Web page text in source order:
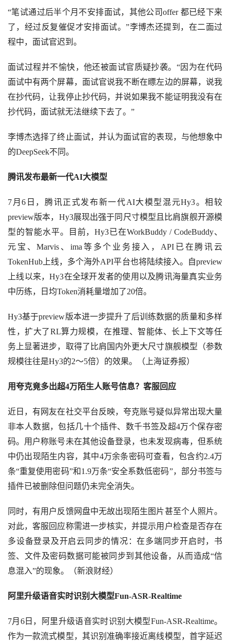
“笔试通过后半个月不安排面试，其他公司offer 都已经下来
了，经过反复催促才安排面试。”李博杰还提到，在二面过
程中，面试官迟到。
面试过程并不愉快，他还被面试官质疑抄袭。 “因为在代码
面试中有两个屏幕，面试官说我不断在瞟左边的屏幕，说我
在抄代码，让我停止抄代码，并说如果我不能证明我没有在
抄代码，面试就无法继续下去了。”
李博杰选择了终止面试，并认为面试官的表现，与他想象中
的DeepSeek不同。
腾讯发布最新一代AI大模型
7月6日，腾讯正式发布新一代AI大模型混元Hy3。相较
preview版本，Hy3展现出强于同尺寸模型且比肩旗舰开源模
型的智能水平。目前，Hy3已在WorkBuddy / CodeBuddy、
元宝、Marvis、ima等多个业务接入，API已在腾讯云
TokenHub上线，多个海外API平台也将陆续接入。自preview
上线以来，Hy3在全球开发者的使用以及腾讯海量真实业务
中历练，日均Token消耗量增加了20倍。
Hy3基于preview版本进一步提升了后训练数据的质量和多样
性，扩大了RL算力规模，在推理、智能体、长上下文等任
务上显著进步，取得了比肩国内外更大尺寸旗舰模型（参数
规模往往是Hy3的2～5倍）的效果。（上海证券报）
用夸克竟多出超4万陌生人账号信息？客服回应
近日，有网友在社交平台反映，夸克账号疑似异常出现大量
非本人数据，包括几十个插件、数千书签及超4万个保存密
码。用户称账号未在其他设备登录，也未发现病毒，但系统
中仍出现陌生内容，其中4万余条密码可查看，包含约2.4万
条“重复使用密码”和1.9万条“安全系数低密码”，部分书签与
插件已被删除但问题仍未完全消失。
同时，有用户反馈网盘中无故出现陌生图片甚至个人照片。
对此，客服回应称需进一步核实，并提示用户检查是否存在
多设备登录及开启云同步的情况：在多端同步开启时，书
签、文件及密码数据可能被同步到其他设备，从而造成“信
息混入”的现象。（新浪财经）
阿里升级语音实时识别大模型Fun-ASR-Realtime
7月6日，阿里升级语音实时识别大模型Fun-ASR-Realtime。
作为一款流式模型，其识别准确率接近离线模型，首字延迟